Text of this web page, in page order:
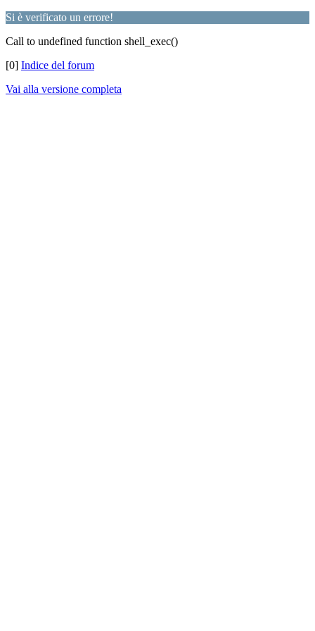
Si è verificato un errore!
Call to undefined function shell_exec()
[0] Indice del forum
Vai alla versione completa